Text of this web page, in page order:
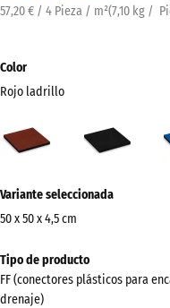
57,20 € / 4 Pieza / m²(7,10 kg /
Color
Rojo ladrillo
ladrillo
información
sobre
colores?
Mostrar
Variante seleccionada
50 x 50 x 4,5 cm
Dimensiones
para
el
Tipo de producto
FF (conectores plásticos para
drenaje)